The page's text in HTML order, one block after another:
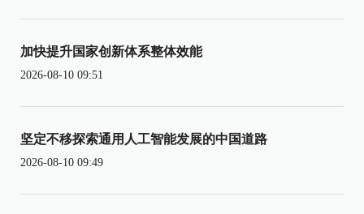
加快提升国家创新体系整体效能
2026-08-10 09:51
坚定不移探索通用人工智能发展的中国道路
2026-08-10 09:49